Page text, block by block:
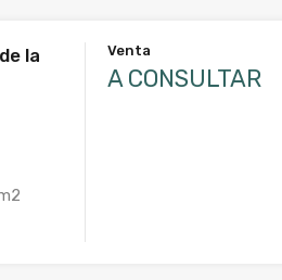
la
Venta
A CONSULTAR